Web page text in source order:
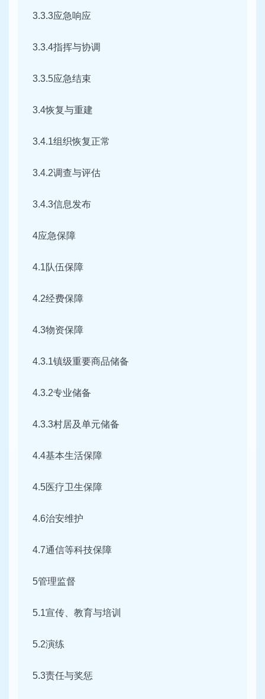
3.3.3应急响应
3.3.4指挥与协调
3.3.5应急结束
3.4恢复与重建
3.4.1组织恢复正常
3.4.2调查与评估
3.4.3信息发布
4应急保障
4.1队伍保障
4.2经费保障
4.3物资保障
4.3.1镇级重要商品储备
4.3.2专业储备
4.3.3村居及单元储备
4.4基本生活保障
4.5医疗卫生保障
4.6治安维护
4.7通信等科技保障
5管理监督
5.1宣传、教育与培训
5.2演练
5.3责任与奖惩